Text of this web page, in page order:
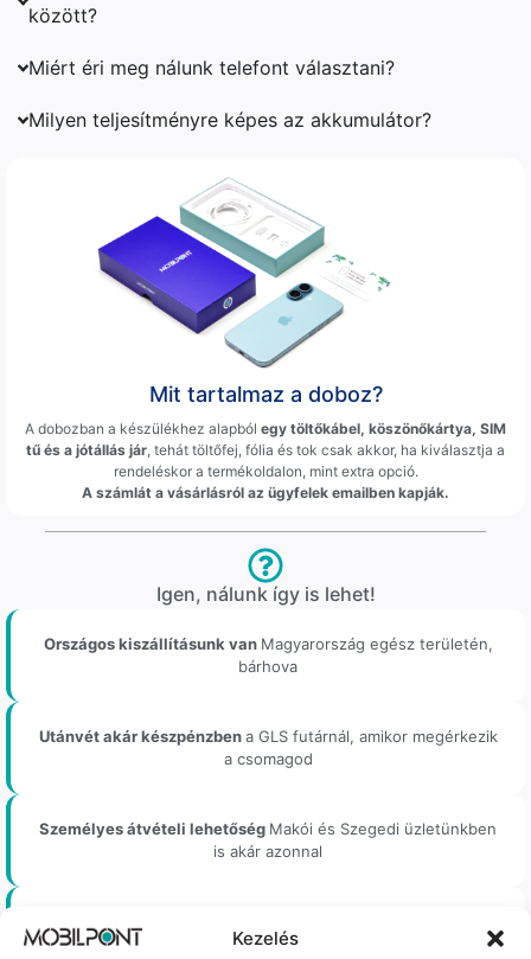
Kezelés
között?
Miért éri meg nálunk telefont választani?
Milyen teljesítményre képes az akkumulátor?
Mit tartalmaz a doboz?
A dobozban a készülékhez alapból egy töltőkábel, köszönőkártya, SIM
tű és a jótállás jár , tehát töltőfej, fólia és tok csak akkor, ha kiválasztja a
rendeléskor a termékoldalon, mint extra opció.
A számlát a vásárlásról az ügyfelek emailben kapják.
Igen, nálunk így is lehet!
Országos kiszállításunk van Magyarország egész területén,
bárhova
Utánvét akár készpénzbena GLS futárnál, amikor megérkezik
a csomagod
Személyes átvételi lehetőség Makói és Szegedi üzletünkben
is akár azonnal
gyorsan